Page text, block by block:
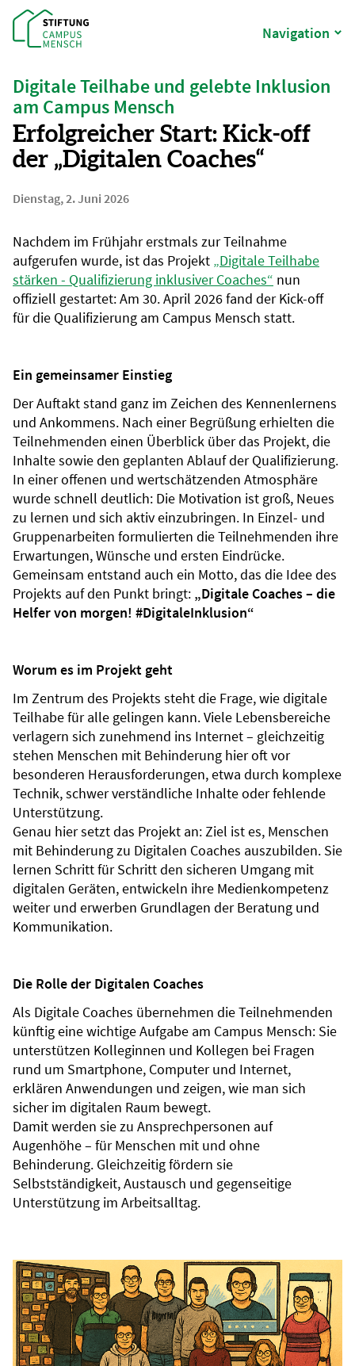
Navigation
Digitale Teilhabe und gelebte Inklusion
am Campus Mensch
Erfolgreicher Start: Kick-off
der „Digitalen Coaches“
Dienstag, 2. Juni 2026
Nachdem im Frühjahr erstmals zur Teilnahme
aufgerufen wurde, ist das Projekt „Digitale Teilhabe
stärken - Qualifizierung inklusiver Coaches“ nun
offiziell gestartet: Am 30. April 2026 fand der Kick-off
für die Qualifizierung am Campus Mensch statt.
Ein gemeinsamer Einstieg
Der Auftakt stand ganz im Zeichen des Kennenlernens
und Ankommens. Nach einer Begrüßung erhielten die
Teilnehmenden einen Überblick über das Projekt, die
Inhalte sowie den geplanten Ablauf der Qualifizierung.
In einer offenen und wertschätzenden Atmosphäre
wurde schnell deutlich: Die Motivation ist groß, Neues
zu lernen und sich aktiv einzubringen. In Einzel- und
Gruppenarbeiten formulierten die Teilnehmenden ihre
Erwartungen, Wünsche und ersten Eindrücke.
Gemeinsam entstand auch ein Motto, das die Idee des
Projekts auf den Punkt bringt: „Digitale Coaches – die
Helfer von morgen! #DigitaleInklusion“
Worum es im Projekt geht
Im Zentrum des Projekts steht die Frage, wie digitale
Teilhabe für alle gelingen kann. Viele Lebensbereiche
verlagern sich zunehmend ins Internet – gleichzeitig
stehen Menschen mit Behinderung hier oft vor
besonderen Herausforderungen, etwa durch komplexe
Technik, schwer verständliche Inhalte oder fehlende
Unterstützung.
Genau hier setzt das Projekt an: Ziel ist es, Menschen
mit Behinderung zu Digitalen Coaches auszubilden. Sie
lernen Schritt für Schritt den sicheren Umgang mit
digitalen Geräten, entwickeln ihre Medienkompetenz
weiter und erwerben Grundlagen der Beratung und
Kommunikation.
Die Rolle der Digitalen Coaches
Als Digitale Coaches übernehmen die Teilnehmenden
künftig eine wichtige Aufgabe am Campus Mensch: Sie
unterstützen Kolleginnen und Kollegen bei Fragen
rund um Smartphone, Computer und Internet,
erklären Anwendungen und zeigen, wie man sich
sicher im digitalen Raum bewegt.
Damit werden sie zu Ansprechpersonen auf
Augenhöhe – für Menschen mit und ohne
Behinderung. Gleichzeitig fördern sie
Selbstständigkeit, Austausch und gegenseitige
Unterstützung im Arbeitsalltag.